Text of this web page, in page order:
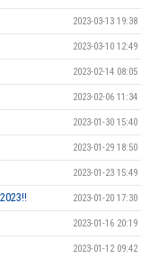
2023-03-13 19:38
2023-03-10 12:49
2023-02-14 08:05
2023-02-06 11:34
2023-01-30 15:40
2023-01-29 18:50
2023-01-23 15:49
2023-01-20 17:30
2023-01-16 20:19
2023-01-12 09:42